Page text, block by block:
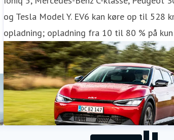
og Tesla Model Y. EV6 kan køre op til 528
opladning; opladning fra 10 til 80 % på